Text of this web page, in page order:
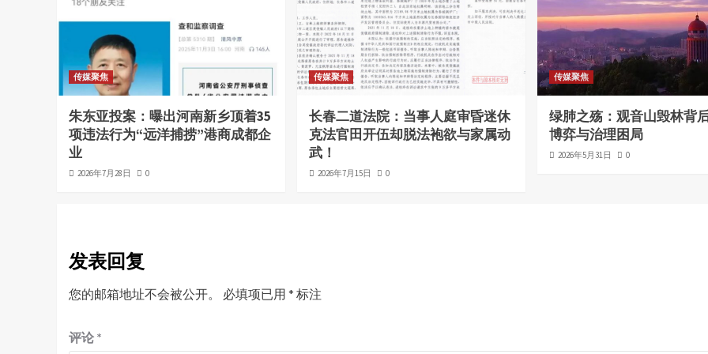
传媒聚焦
朱东亚投案：曝出河南新乡顶着35
项违法行为“远洋捕捞”港商成都企
业
2026年7月28日 0
传媒聚焦
长春二道法院：当事人庭审昏迷休
克法官田开伍却脱法袍欲与家属动
武！
2026年7月15日 0
传媒聚焦
绿肺之殇：观音山毁林背
博弈与治理困局
2026年5月31日 0
发表回复
您的邮箱地址不会被公开。 必填项已用 * 标注
评论 *